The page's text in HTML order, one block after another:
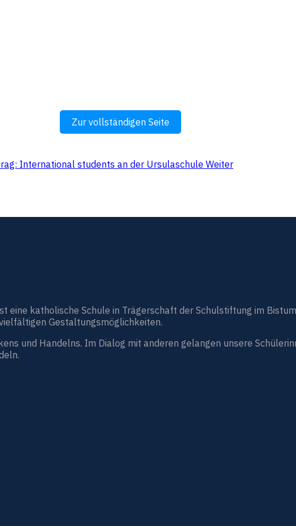
Zur vollständigen Seite
International students an der Ursulaschule Weiter
eine katholische Schule in Trägerschaft der Schulstiftung im
Gestaltungsmöglichkeiten.
und Handelns. Im Dialog mit anderen gelangen unsere